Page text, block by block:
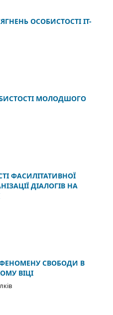
ОСОБИСТОСТІ ІТ-
МОЛОДШОГО
ФАСИЛІТАТИВНОЇ
ДІАЛОГІВ НА
СВОБОДИ В
ВІЦІ